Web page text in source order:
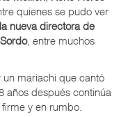
quienes se pudo ver
la nueva directora de
, entre muchos
un mariachi que cantó
años después continúa
y en rumbo.